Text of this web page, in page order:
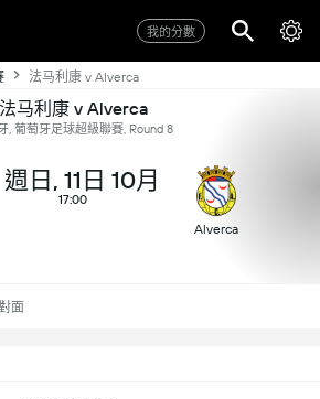
我的分數
法马利康 v Alverca
法马利康 v Alverca
, 葡萄牙足球超級聯賽, Round 8
週日, 11日 10月
17:00
Alverca
面